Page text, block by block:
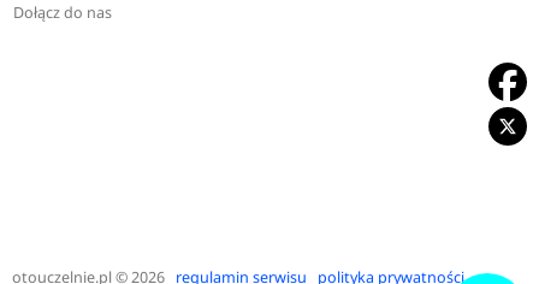
Dołącz do nas
otouczelnie.pl© 2026 regulamin serwisu polityka prywatności